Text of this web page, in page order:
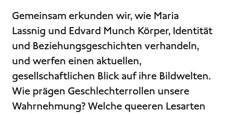
Gemeinsam erkunden wir, wie Maria
Lassnig und Edvard Munch Körper, Identität
und Beziehungsgeschichten verhandeln,
und werfen einen aktuellen,
gesellschaftlichen Blick auf ihre Bildwelten.
Wie prägen Geschlechterrollen unsere
Wahrnehmung? Welche queeren Lesarten